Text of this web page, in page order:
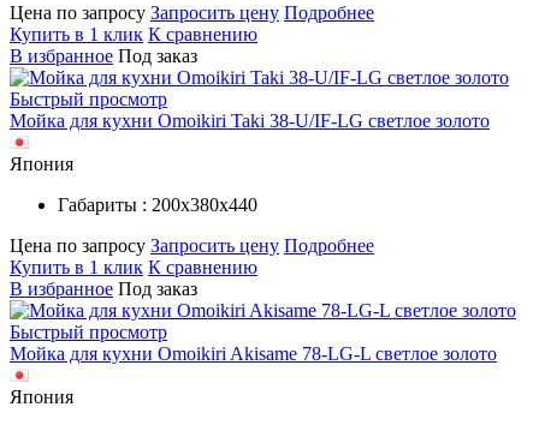
Цена по запросу Запросить цену Подробнее
Купить в 1 клик К сравнению
В избранное Под заказ
Быстрый просмотр
Мойка для кухни Omoikiri Taki 38-U/IF-LG светлое золото
Япония
Габариты : 200х380х440
Цена по запросу Запросить цену Подробнее
Купить в 1 клик К сравнению
В избранное Под заказ
Быстрый просмотр
Мойка для кухни Omoikiri Akisame 78-LG-L светлое золото
Япония